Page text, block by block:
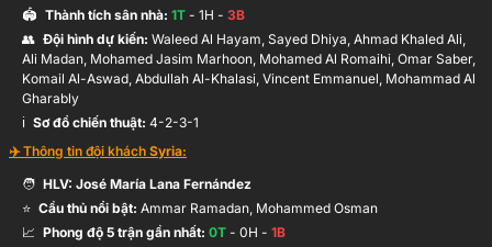
🏟️ Thành tích sân nhà: 1T - 1H - 3B
👥 Đội hình dự kiến: Waleed Al Hayam, Sayed Dhiya, Ahmad Khaled Ali,
Ali Madan, Mohamed Jasim Marhoon, Mohamed Al Romaihi, Omar Saber,
Komail Al-Aswad, Abdullah Al-Khalasi, Vincent Emmanuel, Mohammad Al
Gharably
ℹ️️ Sơ đồ chiến thuật: 4-2-3-1
✈️ Thông tin đội khách Syria:
🧑 HLV: José María Lana Fernández
⭐ Cầu thủ nổi bật: Ammar Ramadan, Mohammed Osman
📈 Phong độ 5 trận gần nhất: 0T - 0H - 1B